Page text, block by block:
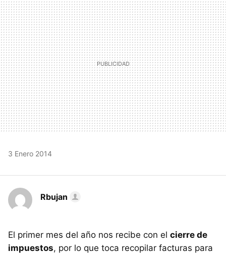
MAIL
3 Enero 2014
Rbujan
El primer mes del año nos recibe con el cierre de
impuestos, por lo que toca recopilar facturas para